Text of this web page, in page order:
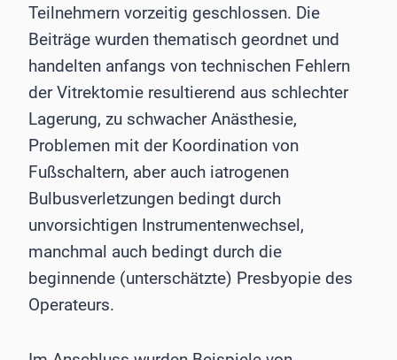
Teilnehmern vorzeitig geschlossen. Die
Beiträge wurden thematisch geordnet und
handelten anfangs von technischen Fehlern
der Vitrektomie resultierend aus schlechter
Lagerung, zu schwacher Anästhesie,
Problemen mit der Koordination von
Fußschaltern, aber auch iatrogenen
Bulbusverletzungen bedingt durch
unvorsichtigen Instrumentenwechsel,
manchmal auch bedingt durch die
beginnende (unterschätzte) Presbyopie des
Operateurs.